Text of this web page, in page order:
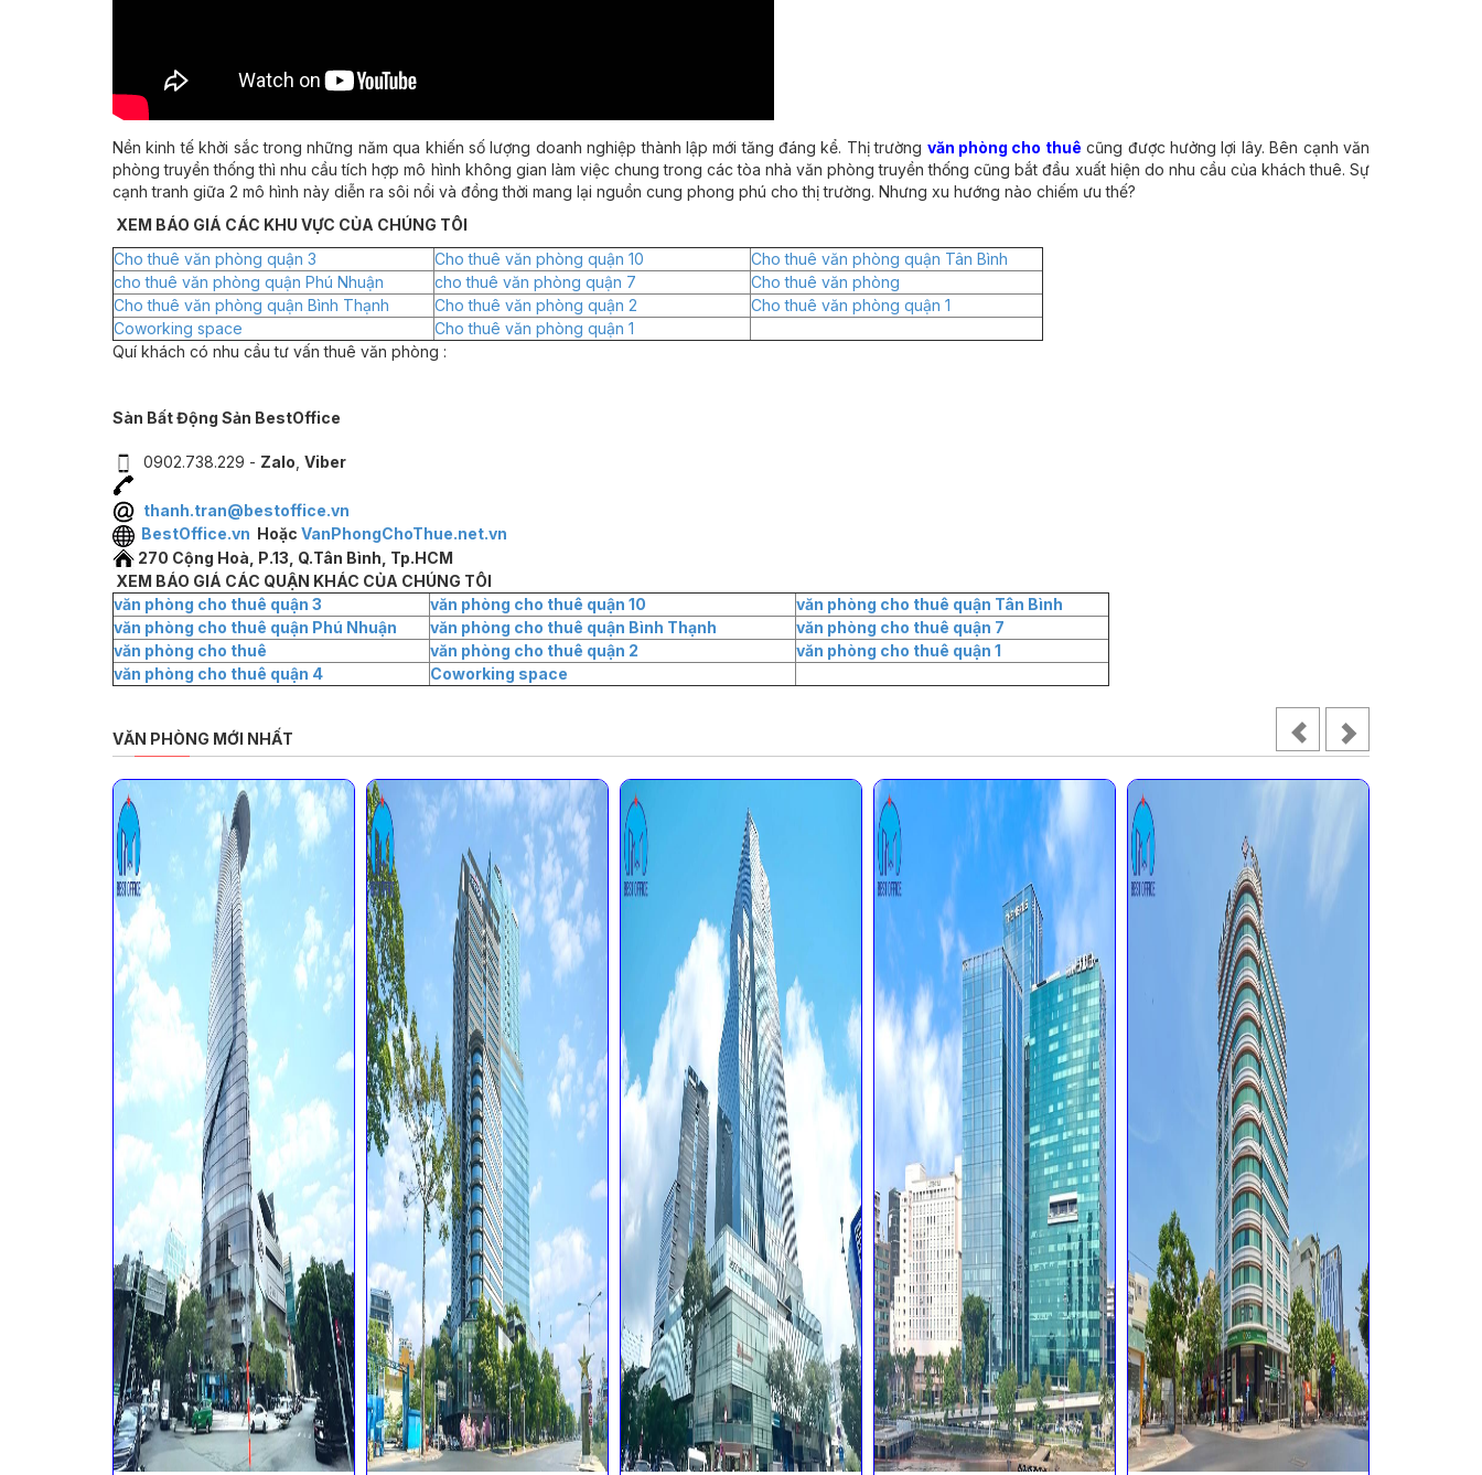
Nền kinh tế khởi sắc trong những năm qua khiến số lượng doanh nghiệp thành lập mới tăng đáng kể. Thị trường văn phòng cho thuê cũng được hưởng lợi lây. Bên cạnh văn
phòng truyền thống thì nhu cầu tích hợp mô hình không gian làm việc chung trong các tòa nhà văn phòng truyền thống cũng bắt đầu xuất hiện do nhu cầu của khách thuê. Sự
cạnh tranh giữa 2 mô hình này diễn ra sôi nổi và đồng thời mang lại nguồn cung phong phú cho thị trường. Nhưng xu hướng nào chiếm ưu thế?
XEM BÁO GIÁ CÁC KHU VỰC CỦA CHÚNG TÔI
Cho thuê văn phòng quận 3
Cho thuê văn phòng quận 10
Cho thuê văn phòng quận Tân Bình
cho thuê văn phòng quận Phú Nhuận
cho thuê văn phòng quận 7
Cho thuê văn phòng
Cho thuê văn phòng quận Bình Thạnh
Cho thuê văn phòng quận 2
Cho thuê văn phòng quận 1
Coworking space
Cho thuê văn phòng quận 1
Quí khách có nhu cầu tư vấn thuê văn phòng :
Sàn Bất Động Sản BestOffice
0902.738.229 - Zalo Viber
thanh.tran@bestoffice.vn
BestOffice.vn Hoặc VanPhongChoThue.net.vn
270 Cộng Hoà, P.13, Q.Tân Bình, Tp.HCM
XEM BÁO GIÁ CÁC QUẬN KHÁC CỦA CHÚNG TÔI
văn phòng cho thuê quận 3
văn phòng cho thuê quận 10
văn phòng cho thuê quận Tân Bình
văn phòng cho thuê quận Phú Nhuận
văn phòng cho thuê quận Bình Thạnh
văn phòng cho thuê quận 7
văn phòng cho thuê
văn phòng cho thuê quận 2
văn phòng cho thuê quận 1
văn phòng cho thuê quận 4
Coworking space
VĂN PHÒNG MỚI NHẤT